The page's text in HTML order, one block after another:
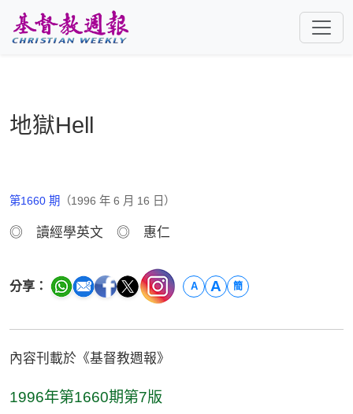
地獄Hell
第1660 期 （1996 年 6 月 16 日）
◎ 讀經學英文 ◎ 惠仁
分享： A A 簡
內容刊載於《基督教週報》
1996年第1660期第7版